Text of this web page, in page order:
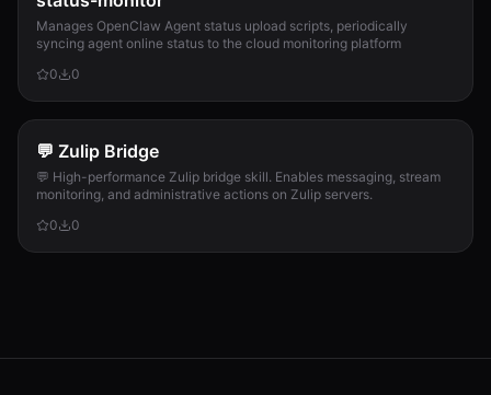
Manages OpenClaw Agent status upload scripts, periodically
syncing agent online status to the cloud monitoring platform
0
0
💬 Zulip Bridge
💬 High-performance Zulip bridge skill. Enables messaging, stream
monitoring, and administrative actions on Zulip servers.
0
0